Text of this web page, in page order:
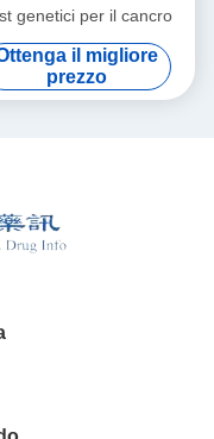
genetici per il cancro
il migliore
prezzo